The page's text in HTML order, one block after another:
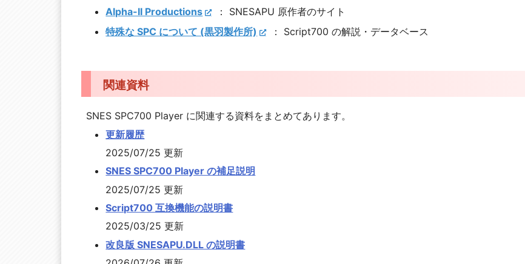
Alpha-II Productions
： SNESAPU 原作者のサイト
特殊な SPC について (黒羽製作所)
： Script700 の解説・データベース
関連資料
SNES SPC700 Player に関連する資料をまとめてあります。
更新履歴
2025/07/25 更新
SNES SPC700 Player の補足説明
2025/07/25 更新
Script700 互換機能の説明書
2025/03/25 更新
改良版 SNESAPU.DLL の説明書